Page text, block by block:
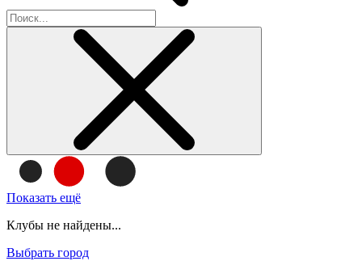
Показать ещё
Клубы не найдены...
Выбрать город